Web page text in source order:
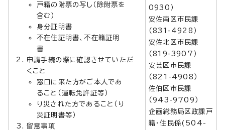
戸籍の附票の写し（除附票を
含む）
身分証明書
不在住証明書、不在籍証明
書
申請手続の際に確認させていただ
くこと
窓口に来た方がご本人であ
ること（運転免許証等）
り災された方であること（り
災証明書等）
留意事項
0930）
安佐南区市民課
（831-4928）
安佐北区市民課
（819-3907）
安芸区市民課
（821-4908）
佐伯区市民課
（943-9709）
企画総務局区政課戸
籍・住民係(504-